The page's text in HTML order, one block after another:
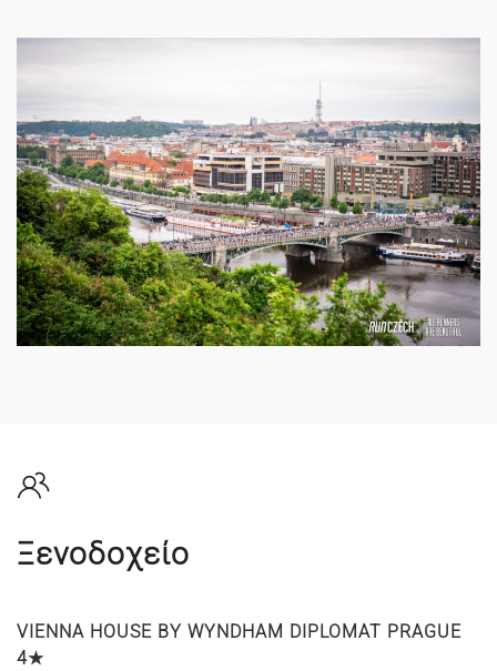
Ξενοδοχείο
VIENNA HOUSE BY WYNDHAM DIPLOMAT PRAGUE
4★